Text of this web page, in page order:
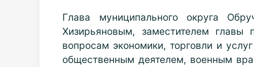
Глава муниципального округа
Хизирьяновым, заместителем
вопросам экономики, торговли и
общественным деятелем, военным